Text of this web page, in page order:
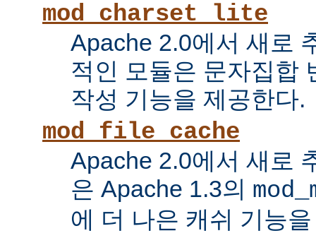
mod_charset_lite
Apache 2.0에서 새로
적인 모듈은 문자집합
작성 기능을 제공한다.
mod_file_cache
Apache 2.0에서 새로
은 Apache 1.3의
에 더 나은 캐쉬 기능